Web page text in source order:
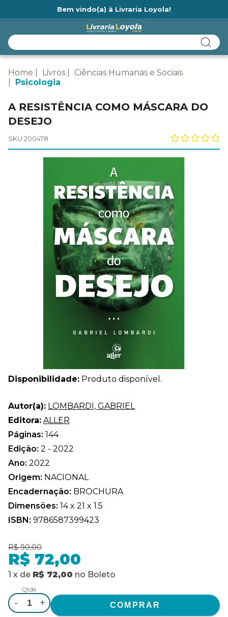
Bem vindo(a) à Livraria Loyola!
Home Livros
Ciências Humanas e Sociais
Psicologia
A RESISTÊNCIA COMO MÁSCARA DO
DESEJO
SKU 200478
Disponibilidade: Produto disponível.
Autor(a): LOMBARDI, GABRIEL
Editora: ALLER
Páginas: 144
Edição: 2 - 2022
Ano: 2022
Origem: NACIONAL
Encadernação: BROCHURA
Dimensões: 14 x 21 x 1.5
ISBN: 9786587399423
R$ 90,00
R$ 72,00
1 x de R$ 72,00 no Boleto
Qtde.
- +